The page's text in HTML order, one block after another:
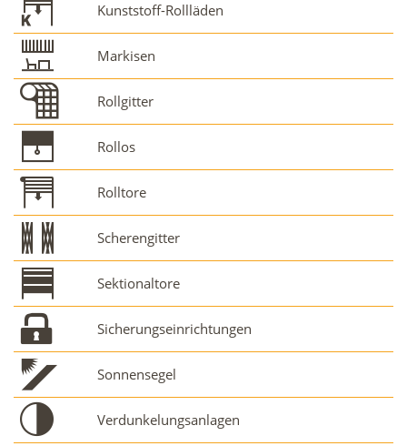
Kunststoff-Rollläden
Markisen
Rollgitter
Rollos
Rolltore
Scherengitter
Sektionaltore
Sicherungseinrichtungen
Sonnensegel
Verdunkelungsanlagen